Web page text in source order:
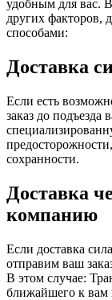
удобным для вас.
других факторов,
способами:
Доставка
Если есть
заказ до
сохранности.
Доставка
компанию
Если доставка
отправим ваш
В этом случае:
ближайшего к вам